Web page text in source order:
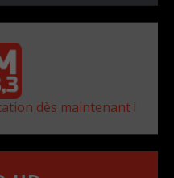
dès maintenant !